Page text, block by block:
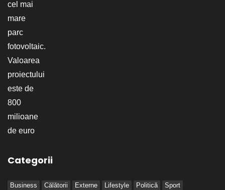
Categorii
Business Călătorii Externe Lifestyle Politică
Sport